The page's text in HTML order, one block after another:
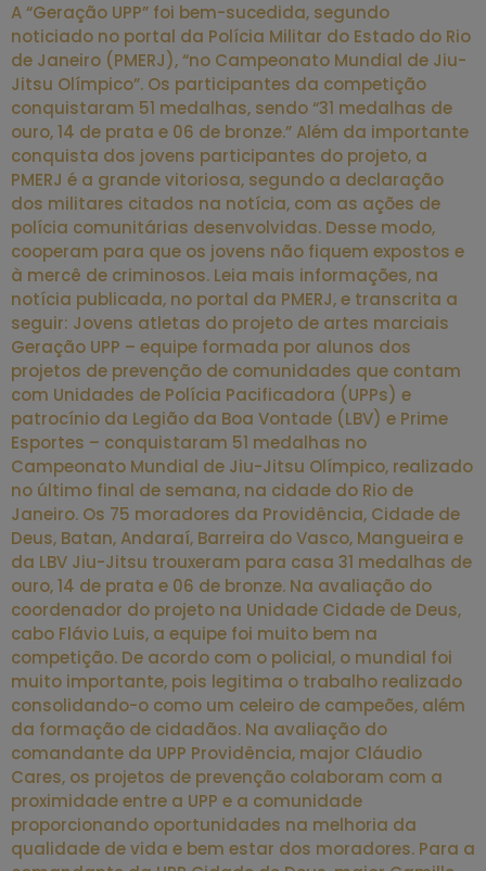
A “Geração UPP” foi bem-sucedida, segundo
noticiado no portal da Polícia Militar do Estado do Rio
de Janeiro (PMERJ), “no Campeonato Mundial de Jiu-
Jitsu Olímpico”. Os participantes da competição
conquistaram 51 medalhas, sendo “31 medalhas de
ouro, 14 de prata e 06 de bronze.” Além da importante
conquista dos jovens participantes do projeto, a
PMERJ é a grande vitoriosa, segundo a declaração
dos militares citados na notícia, com as ações de
polícia comunitárias desenvolvidas. Desse modo,
cooperam para que os jovens não fiquem expostos e
à mercê de criminosos. Leia mais informações, na
notícia publicada, no portal da PMERJ, e transcrita a
seguir: Jovens atletas do projeto de artes marciais
Geração UPP – equipe formada por alunos dos
projetos de prevenção de comunidades que contam
com Unidades de Polícia Pacificadora (UPPs) e
patrocínio da Legião da Boa Vontade (LBV) e Prime
Esportes – conquistaram 51 medalhas no
Campeonato Mundial de Jiu-Jitsu Olímpico, realizado
no último final de semana, na cidade do Rio de
Janeiro. Os 75 moradores da Providência, Cidade de
Deus, Batan, Andaraí, Barreira do Vasco, Mangueira e
da LBV Jiu-Jitsu trouxeram para casa 31 medalhas de
ouro, 14 de prata e 06 de bronze. Na avaliação do
coordenador do projeto na Unidade Cidade de Deus,
cabo Flávio Luis, a equipe foi muito bem na
competição. De acordo com o policial, o mundial foi
muito importante, pois legitima o trabalho realizado
consolidando-o como um celeiro de campeões, além
da formação de cidadãos. Na avaliação do
comandante da UPP Providência, major Cláudio
Cares, os projetos de prevenção colaboram com a
proximidade entre a UPP e a comunidade
proporcionando oportunidades na melhoria da
qualidade de vida e bem estar dos moradores. Para a